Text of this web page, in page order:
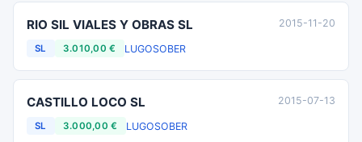
RIO SIL VIALES Y OBRAS SL
SL 3.010,00 € LUGOSOBER
2015-11-20
CASTILLO LOCO SL
SL 3.000,00 € LUGOSOBER
2015-07-13